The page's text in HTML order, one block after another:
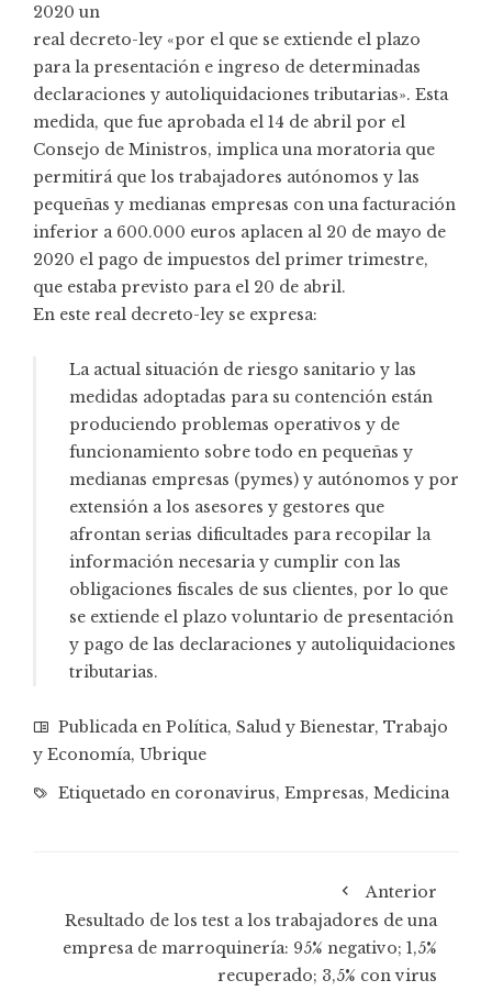
2020 un
real decreto-ley «por el que se extiende el plazo
para la presentación e ingreso de determinadas
declaraciones y autoliquidaciones tributarias». Esta
medida, que fue aprobada el 14 de abril por el
Consejo de Ministros, implica una moratoria que
permitirá que los trabajadores autónomos y las
pequeñas y medianas empresas con una facturación
inferior a 600.000 euros aplacen al 20 de mayo de
2020 el pago de impuestos del primer trimestre,
que estaba previsto para el 20 de abril.
En este real decreto-ley se expresa:
La actual situación de riesgo sanitario y las
medidas adoptadas para su contención están
produciendo problemas operativos y de
funcionamiento sobre todo en pequeñas y
medianas empresas (pymes) y autónomos y por
extensión a los asesores y gestores que
afrontan serias dificultades para recopilar la
información necesaria y cumplir con las
obligaciones fiscales de sus clientes, por lo que
se extiende el plazo voluntario de presentación
y pago de las declaraciones y autoliquidaciones
tributarias.
Publicada en Política, Salud y Bienestar, Trabajo
y Economía, Ubrique
Etiquetado en coronavirus, Empresas, Medicina
Anterior
Resultado de los test a los trabajadores de una
empresa de marroquinería: 95% negativo; 1,5%
recuperado; 3,5% con virus